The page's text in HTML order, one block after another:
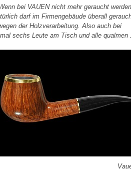
bei VAUEN nicht mehr geraucht
darf im Firmengebäude überall
der Holzverarbeitung. Also auch bei
sechs Leute am Tisch und alle qualmen .